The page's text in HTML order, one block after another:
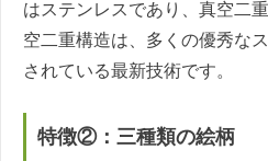
はステンレスであり、真空二
空二重構造は、多くの優秀な
されている最新技術です。
特徴②：三種類の絵柄